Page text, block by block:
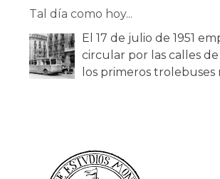
Tal día como hoy...
El 17 de julio de 1951
circular por las calles
los primeros trolebuses